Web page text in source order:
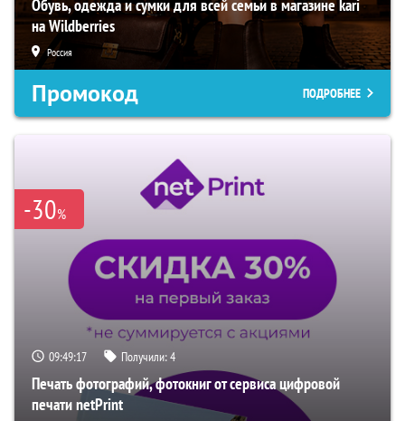
Обувь, одежда и сумки для всей семьи в магазине kari
на Wildberries
Россия
Промокод ПОДРОБНЕЕ
-30%
09:49:16 Получили:4
Печать фотографий, фотокниг от сервиса цифровой
печати netPrint